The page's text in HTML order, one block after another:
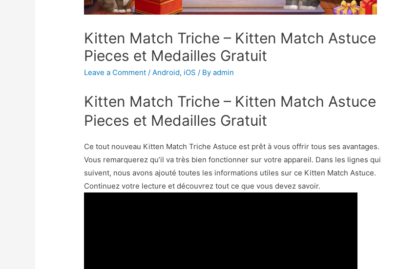
Kitten Match Triche – Kitten Match Astuce
Pieces et Medailles Gratuit
Leave a Comment /Android, iOS / Byadmin
Kitten Match Triche – Kitten Match Astuce
Pieces et Medailles Gratuit
Ce tout nouveau Kitten Match Triche Astuce est prêt à vous offrir tous ses avantages.
Vous remarquerez qu’il va très bien fonctionner sur votre appareil. Dans les lignes qui
suivent, nous avons ajouté toutes les informations utiles sur ce Kitten Match Astuce.
Continuez votre lecture et découvrez tout ce que vous devez savoir.